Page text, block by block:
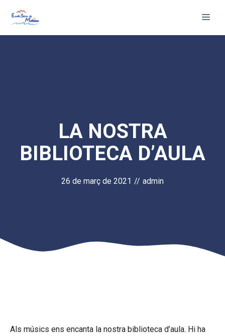
LA NOSTRA
BIBLIOTECA D’AULA
26 de març de 2021 // admin
Als músics ens encanta la nostra biblioteca d’aula. Hi ha